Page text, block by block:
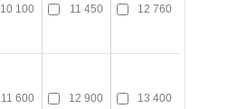
10 100 11 450 12 760
11 600 12 900 13 400